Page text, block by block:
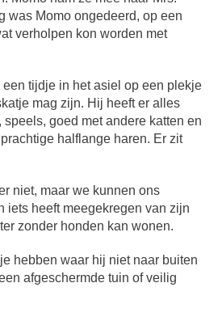
was Momo ongedeerd, op een
verholpen kon worden met
een tijdje in het asiel op een plekje
mag zijn. Hij heeft er alles
goed met andere katten en
halflange haren. Er zit
niet, maar we kunnen ons
iets heeft meegekregen van zijn
zonder honden kan wonen.
hebben waar hij niet naar buiten
afgeschermde tuin of veilig